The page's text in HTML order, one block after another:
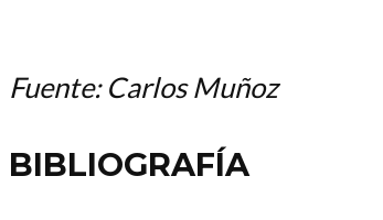
Fuente: Carlos Muñoz
BIBLIOGRAFÍA